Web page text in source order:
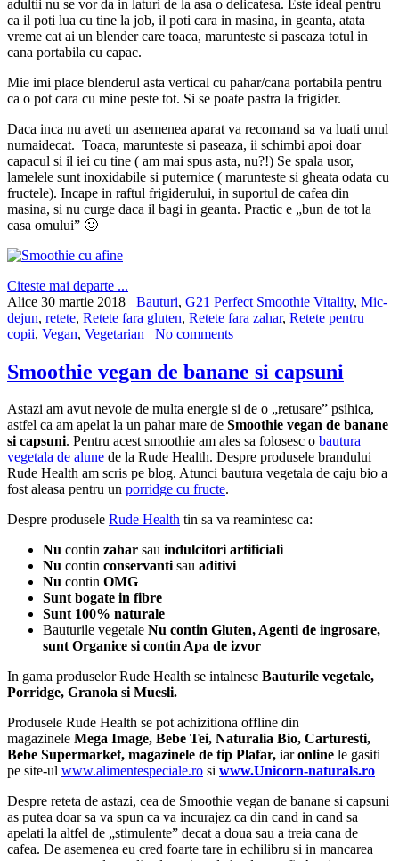
adultii nu se vor da in laturi de la asa o delicatesa. Este ideal pentru
ca il poti lua cu tine la job, il poti cara in masina, in geanta, atata
vreme cat ai un blender care toaca, marunteste si paseaza totul in
cana portabila cu capac.
Mie imi place blenderul asta vertical cu pahar/cana portabila pentru
ca o pot cara cu mine peste tot. Si se poate pastra la frigider.
Daca inca nu aveti un asemenea aparat va recomand sa va luati unul
numaidecat. Toaca, marunteste si paseaza, ii schimbi apoi doar
capacul si il iei cu tine ( am mai spus asta, nu?!) Se spala usor,
lamelele sunt inoxidabile si puternice ( marunteste si gheata odata cu
fructele). Incape in raftul frigiderului, in suportul de cafea din
masina, si nu curge daca il bagi in geanta. Practic e „bun de tot la
casa omului” 🙂
Citeste mai departe ...
Alice 30 martie 2018 Bauturi, G21 Perfect Smoothie Vitality, Mic-
dejun, retete, Retete fara gluten, Retete fara zahar, Retete pentru
copii, Vegan, Vegetarian No comments
Smoothie vegan de banane si capsuni
Astazi am avut nevoie de multa energie si de o „retusare” psihica,
astfel ca am apelat la un pahar mare de Smoothie vegan de banane
si capsuni. Pentru acest smoothie am ales sa folosesc o bautura
vegetala de alune de la Rude Health. Despre produsele brandului
Rude Health am scris pe blog. Atunci bautura vegetala de caju bio a
fost aleasa pentru un porridge cu fructe.
Despre produsele Rude Health tin sa va reamintesc ca:
Nu contin zahar sau indulcitori artificiali
Nu contin conservantisau aditivi
Nu contin OMG
Sunt bogate in fibre
Sunt 100% naturale
Bauturile vegetale Nu contin Gluten, Agenti de ingrosare,
sunt Organice si contin Apa de izvor
In gama produselor Rude Health se intalnesc Bauturile vegetale,
Porridge, Granola si Muesli.
Produsele Rude Health se pot achizitiona offline din
magazinele Mega Image, Bebe Tei, Naturalia Bio, Carturesti,
Bebe Supermarket, magazinele de tip Plafar, iaronline le gasiti
pe site-ul www.alimentespeciale.ro si www.Unicorn-naturals.ro
Despre reteta de astazi, cea de Smoothie vegan de banane si capsuni
as putea doar sa va spun ca va incurajez ca din cand in cand sa
apelati la altfel de „stimulente” decat a doua sau a treia cana de
cafea. De asemenea eu cred foarte tare in echilibru si in mancarea